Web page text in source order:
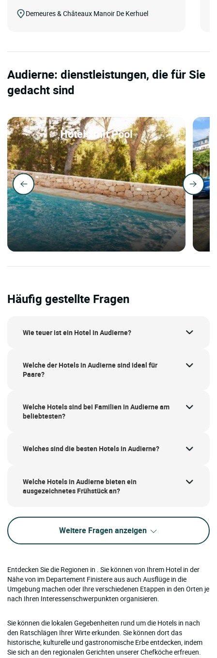
Demeures & Châteaux Manoir De Kerhuel
Audierne: dienstleistungen, die für Sie
gedacht sind
Hotels mit Pool
Häufig gestellte Fragen
Wie teuer ist ein Hotel in Audierne?
Welche der Hotels in Audierne sind ideal für
Paare?
Welche Hotels sind bei Familien in Audierne am
beliebtesten?
Welches sind die besten Hotels in Audierne?
Welche Hotels in Audierne bieten ein
ausgezeichnetes Frühstück an?
Weitere Fragen anzeigen
Entdecken Sie die Regionen in . Sie können von Ihrem Hotel in der
Nähe von im Departement Finistere aus auch Ausflüge in die
Umgebung machen oder Ihre verschiedenen Etappen in den Orten je
nach Ihren Interessenschwerpunkten organisieren.
Sie können die lokalen Gegebenheiten rund um die Hotels in nach
den Ratschlägen Ihrer Wirte erkunden. Sie können dort das
historische, kulturelle und gastronomische Erbe entdecken, indem
Sie sich an den regionalen Gerichten unserer Chefköche erfreuen.